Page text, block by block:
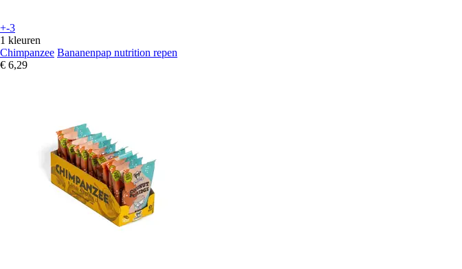
+-3
1 kleuren
Chimpanzee Bananenpap nutrition repen
€ 6,29